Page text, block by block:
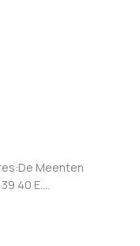
Meenten
40 E....